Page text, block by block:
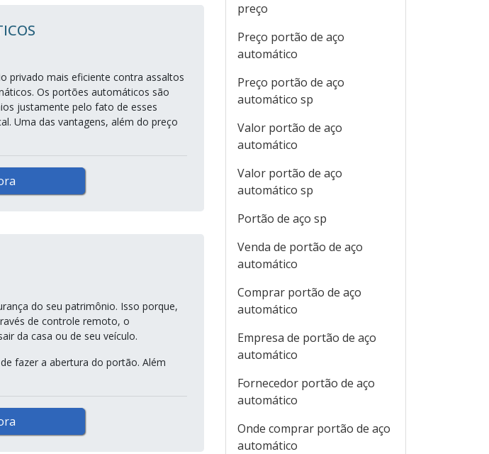
privado mais eficiente contra assaltos
Os portões automáticos são
justamente pelo fato de esses
Uma das vantagens, além do preço
do seu patrimônio. Isso porque,
de controle remoto, o
da casa ou de seu veículo.
fazer a abertura do portão. Além
preço
Preço portão de aço
automático
Preço portão de aço
automático sp
Valor portão de aço
automático
Valor portão de aço
automático sp
Portão de aço sp
Venda de portão de aço
automático
Comprar portão de aço
automático
Empresa de portão de aço
automático
Fornecedor portão de aço
automático
Onde comprar portão de aço
automático